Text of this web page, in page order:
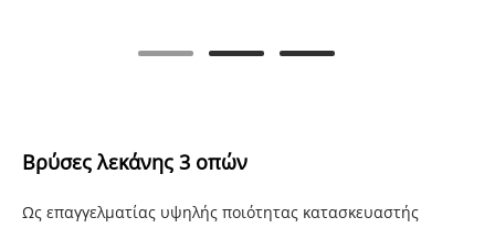
Βρύσες λεκάνης 3 οπών
Ως επαγγελματίας υψηλής ποιότητας κατασκευαστής